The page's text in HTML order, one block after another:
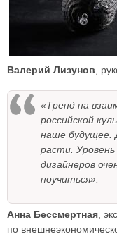
Валерий Лизунов,
«Тренд на
российской
наше будущее.
расти.
дизайнеров
поучиться».
Анна Бессмертная,
по